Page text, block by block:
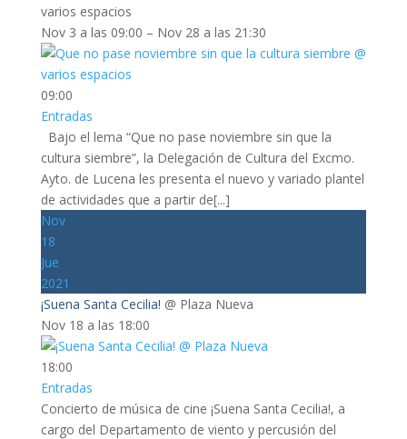
varios espacios
Nov 3 a las 09:00 – Nov 28 a las 21:30
09:00
Entradas
Bajo el lema “Que no pase noviembre sin que la
cultura siembre”, la Delegación de Cultura del Excmo.
Ayto. de Lucena les presenta el nuevo y variado plantel
de actividades que a partir de[...]
Nov
18
Jue
2021
¡Suena Santa Cecilia! @ Plaza Nueva
Nov 18 a las 18:00
18:00
Entradas
Concierto de música de cine ¡Suena Santa Cecilia!, a
cargo del Departamento de viento y percusión del